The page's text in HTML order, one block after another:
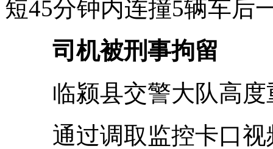
短45分钟内连撞5辆车后
司机被刑事拘留
临颍县交警大队高度
通过调取监控卡口视